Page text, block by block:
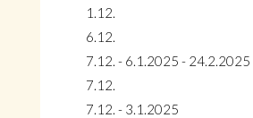
1.12.
6.12.
7.12. - 6.1.2025 -
7.12.
7.12. - 3.1.2025